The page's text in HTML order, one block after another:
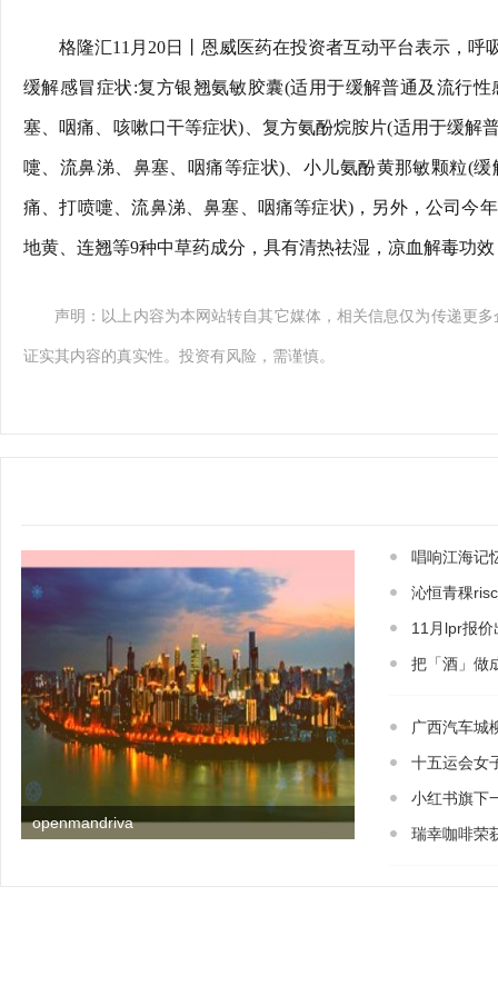
格隆汇11月20日丨恩威医药在投资者互动平台表示，
缓解感冒症状:复方银翘氨敏胶囊(适用于缓解普通及流行
塞、咽痛、咳嗽口干等症状)、复方氨酚烷胺片(适用于缓解
嚏、流鼻涕、鼻塞、咽痛等症状)、小儿氨酚黄那敏颗粒(
痛、打喷嚏、流鼻涕、鼻塞、咽痛等症状)，另外，公司今
地黄、连翘等9种中草药成分，具有清热祛湿，凉血解毒功
声明：以上内容为本网站转自其它媒体，相关信息仅为传递更
证实其内容的真实性。投资有风险，需谨慎。
openmandriva
唱响江海记
沁恒青稞
11月lpr报
把「酒」做
广西汽车城
十五运会女
小红书旗下
瑞幸咖啡荣